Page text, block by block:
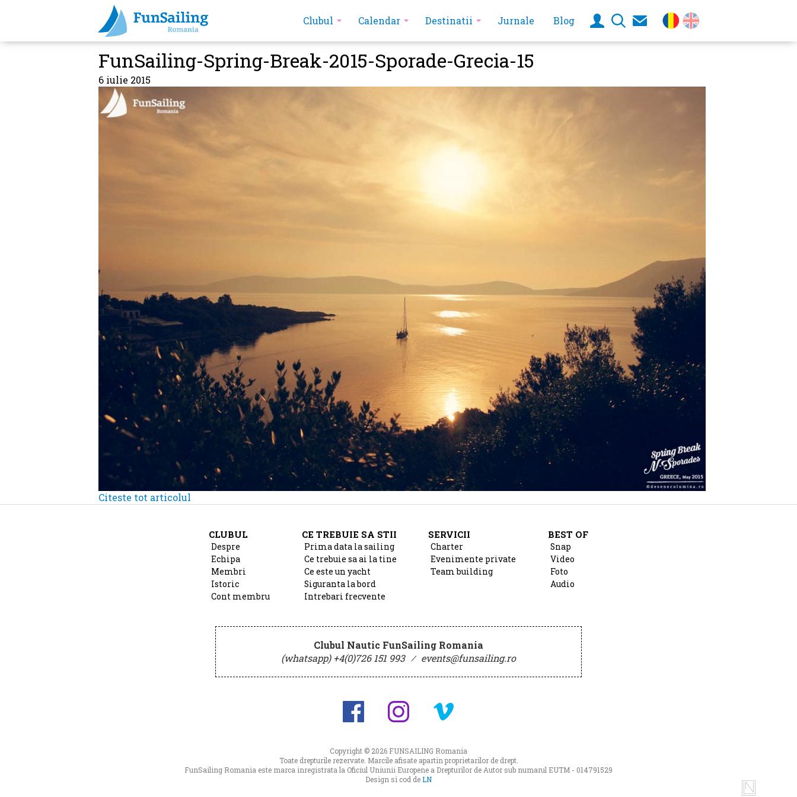
Clubul Calendar Destinatii Jurnale Blog
FunSailing-Spring-Break-2015-Sporade-Grecia-15
6 iulie 2015
Citeste tot articolul
CLUBUL
Despre
Echipa
Membri
Istoric
Cont membru
CE TREBUIE SA STII
Prima data la sailing
Ce trebuie sa ai la tine
Ce este un yacht
Siguranta la bord
Intrebari frecvente
SERVICII
Charter
Evenimente private
Team building
BEST OF
Snap
Video
Foto
Audio
Clubul Nautic FunSailing Romania
(whatsapp) +4(0)726 151 993 ⁄ events@funsailing.ro
Copyright © 2026 FUNSAILING Romania
Toate drepturile rezervate. Marcile afisate apartin proprietarilor de drept.
FunSailing Romania este marca inregistrata la Oficiul Uniunii Europene a Drepturilor de Autor sub numarul EUTM - 014791529
Design si cod deLN